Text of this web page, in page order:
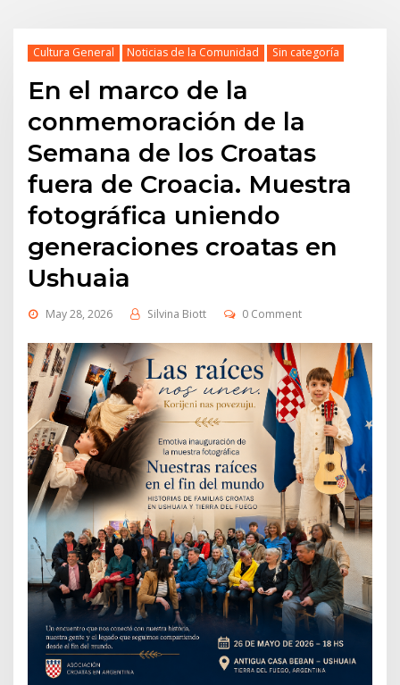
Cultura General Noticias de la Comunidad Sin categoría
En el marco de la
conmemoración de la
Semana de los Croatas
fuera de Croacia. Muestra
fotográfica uniendo
generaciones croatas en
Ushuaia
May 28, 2026 Silvina Biott 0 Comment